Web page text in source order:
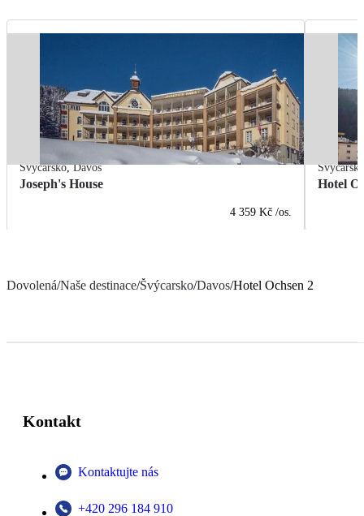
Švýcarsko,Davos
Joseph's House
4 359 Kč /os.
Hotel
Dovolená/Naše destinace/Švýcarsko/Davos/Hotel Ochsen 2
Kontakt
Kontaktujte nás
+420 296 184 910